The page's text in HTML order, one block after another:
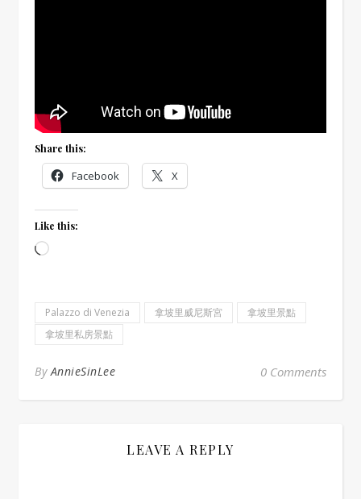
Share this:
Facebook X
Like this:
Loading…
Palazzo di Venezia 拿坡里威尼斯宮
拿坡里景點
拿坡里私房景點
ByAnnieSinLee 0 Comments
LEAVE A REPLY